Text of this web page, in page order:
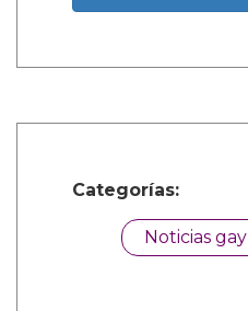
Categorías:
Noticias gay